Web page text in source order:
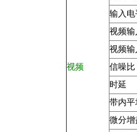
视频
输入电
视频
视频
信噪
时延
带内平
微分增